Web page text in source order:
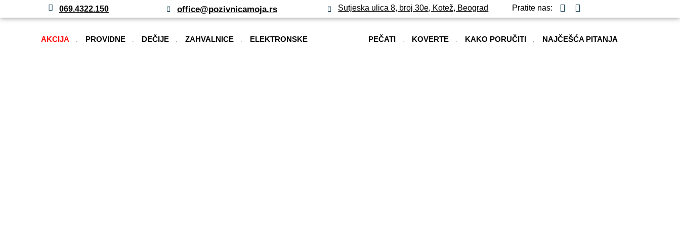
069.4322.150 office@pozivnicamoja.rs Sutjeska ulica 8, broj 30e, Kotež, Beograd Pratite nas:
AKCIJA PROVIDNE DEČIJE ZAHVALNICE ELEKTRONSKE PEČATI KOVERTE KAKO PORUČITI NAJČEŠĆA PITANJA